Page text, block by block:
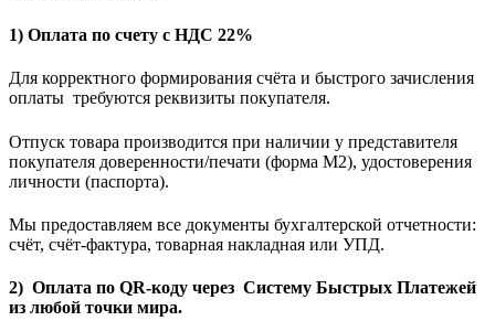
1) Оплата по счету с НДС 22%
Для корректного формирования счёта и быстрого зачисления
оплаты требуются реквизиты покупателя.
Отпуск товара производится при наличии у представителя
покупателя доверенности/печати (форма M2), удостоверения
личности (паспорта).
Мы предоставляем все документы бухгалтерской отчетности:
счёт, счёт-фактура, товарная накладная или УПД.
2) Оплата по QR-коду через Систему Быстрых Платежей
из любой точки мира.